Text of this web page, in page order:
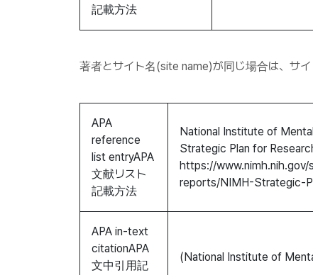
記載方法
著者とサイト名(site name)が同じ場合は、サイ
APA
reference
list entryAPA
文献リスト
記載方法
National Institute of
Strategic Plan for
https://
reports/NIMH-Strategic-
APA in-text
citationAPA
文中引用記
(National Institute of